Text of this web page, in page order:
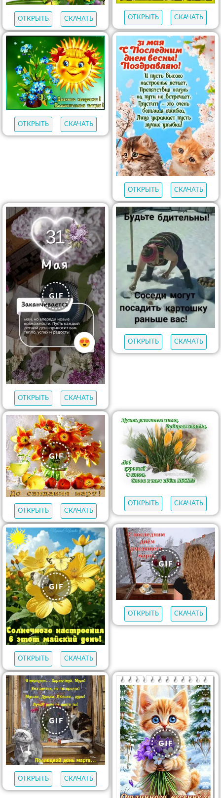
ОТКРЫТЬ СКАЧАТЬ ОТКРЫТЬ СКАЧАТЬ
ОТКРЫТЬ СКАЧАТЬ
ОТКРЫТЬ СКАЧАТЬ
ОТКРЫТЬ СКАЧАТЬ
ОТКРЫТЬ СКАЧАТЬ
ОТКРЫТЬ СКАЧАТЬ
ОТКРЫТЬ СКАЧАТЬ
ОТКРЫТЬ СКАЧАТЬ
ОТКРЫТЬ СКАЧАТЬ
ОТКРЫТЬ СКАЧАТЬ